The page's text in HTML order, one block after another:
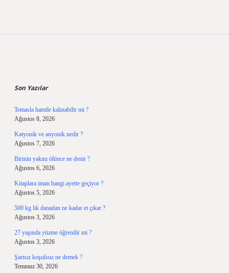
Son Yazılar
Temasla hamile kalınabilir mi ?
Ağustos 8, 2026
Katyonik ve anyonik nedir ?
Ağustos 7, 2026
Birinin yakını ölünce ne denir ?
Ağustos 6, 2026
Kitaplara iman hangi ayette geçiyor ?
Ağustos 5, 2026
500 kg lık danadan ne kadar et çıkar ?
Ağustos 3, 2026
27 yaşında yüzme öğrenilir mi ?
Ağustos 3, 2026
Şartsız koşulsuz ne demek ?
Temmuz 30, 2026